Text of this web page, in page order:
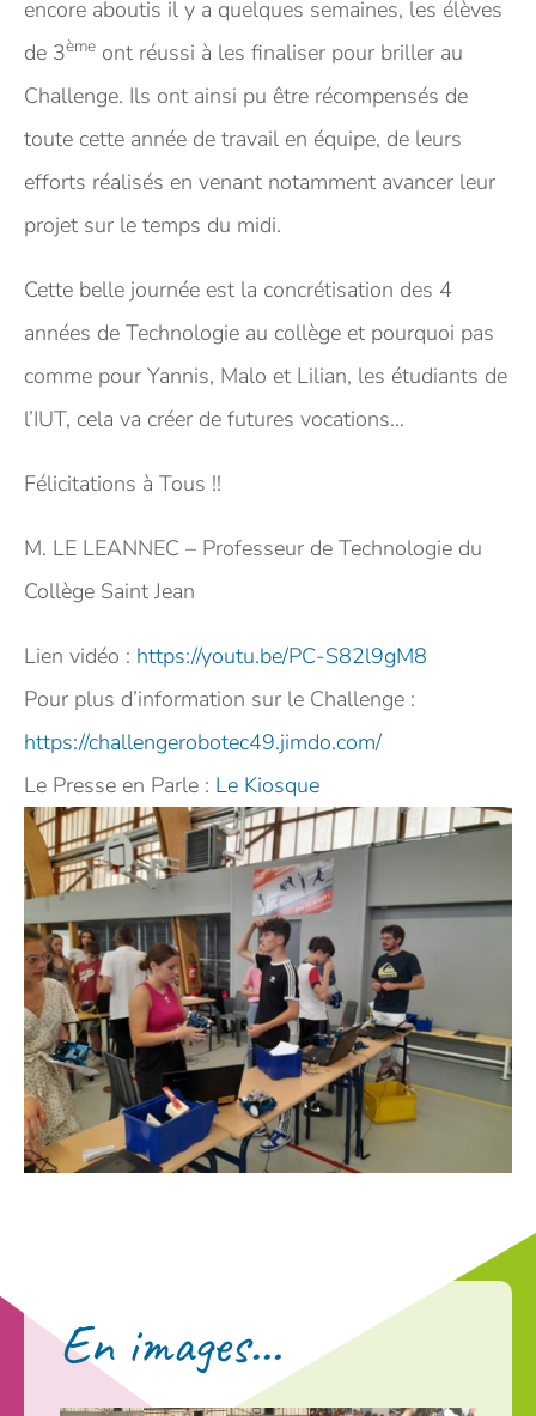
encore aboutis il y a quelques semaines, les élèves
de 3ème ont réussi à les finaliser pour briller au
Challenge. Ils ont ainsi pu être récompensés de
toute cette année de travail en équipe, de leurs
efforts réalisés en venant notamment avancer leur
projet sur le temps du midi.
Cette belle journée est la concrétisation des 4
années de Technologie au collège et pourquoi pas
comme pour Yannis, Malo et Lilian, les étudiants de
l’IUT, cela va créer de futures vocations…
Félicitations à Tous !!
M. LE LEANNEC – Professeur de Technologie du
Collège Saint Jean
Lien vidéo : https://youtu.be/PC-S82l9gM8
Pour plus d’information sur le Challenge :
https://challengerobotec49.jimdo.com/
Le Presse en Parle : Le Kiosque
En images...